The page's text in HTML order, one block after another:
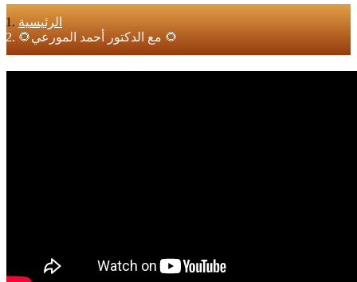
الرئيسية
🌻مع الدكتور أحمد المورعي 🌻